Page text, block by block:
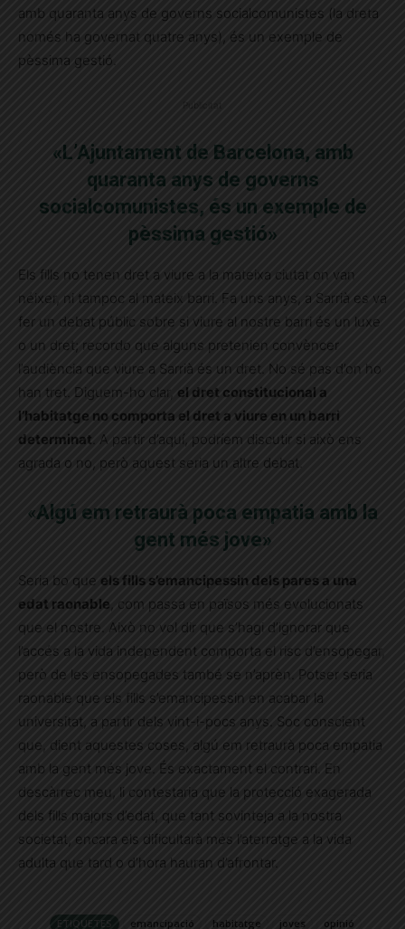
amb quaranta anys de governs socialcomunistes (la dreta
només ha governat quatre anys), és un exemple de
pèssima gestió.
«L’Ajuntament de Barcelona, amb
quaranta anys de governs
socialcomunistes, és un exemple de
pèssima gestió»
Els fills no tenen dret a viure a la mateixa ciutat on van
néixer, ni tampoc al mateix barri. Fa uns anys, a Sarrià es va
fer un debat públic sobre si viure al nostre barri és un luxe
o un dret; recordo que alguns pretenien convèncer
l’audiència que viure a Sarrià és un dret. No sé pas d’on ho
han tret. Diguem-ho clar, el dret constitucional a
l’habitatge no comporta el dret a viure en un barri
determinat. A partir d’aquí, podríem discutir si això ens
agrada o no, però aquest seria un altre debat.
«Algú em retraurà poca empatia amb la
gent més jove»
Seria bo que els fills s’emancipessin dels pares a una
edat raonable , com passa en països més evolucionats
que el nostre. Això no vol dir que s’hagi d’ignorar que
l’accés a la vida independent comporta el risc d’ensopegar,
però de les ensopegades també se n’aprèn. Potser seria
raonable que els fills s’emancipessin en acabar la
universitat, a partir dels vint-i-pocs anys. Soc conscient
que, dient aquestes coses, algú em retraurà poca empatia
amb la gent més jove. És exactament el contrari. En
descàrrec meu, li contestaria que la protecció exagerada
dels fills majors d’edat, que tant sovinteja a la nostra
societat, encara els dificultarà més l’aterratge a la vida
adulta que tard o d’hora hauran d’afrontar.
ETIQUETES emancipació habitatge joves opinió